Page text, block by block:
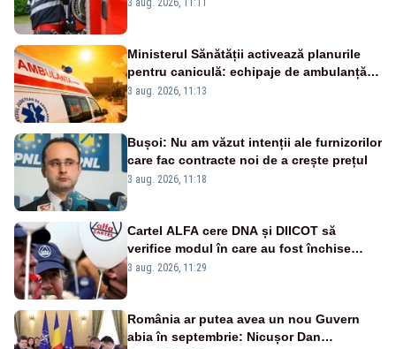
Ministerul Sănătății activează planurile
pentru caniculă: echipaje de ambulanță
suplimentate, stocuri de medicamente
3 aug. 2026, 11:13
Bușoi: Nu am văzut intenții ale furnizorilor
care fac contracte noi de a crește prețul
3 aug. 2026, 11:18
Cartel ALFA cere DNA și DIICOT să
verifice modul în care au fost închise
centralele pe cărbune
3 aug. 2026, 11:29
România ar putea avea un nou Guvern
abia în septembrie: Nicușor Dan